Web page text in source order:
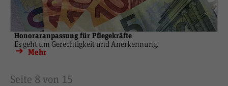
Honoraranpassung für Pflegekräfte
Es geht um Gerechtigkeit und Anerkennung.
Mehr
Seite 8 von 15